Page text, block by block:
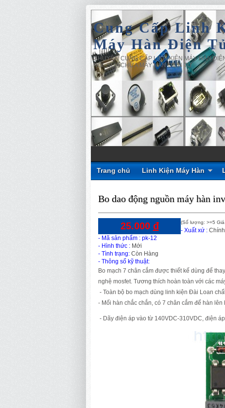
Cung Cấp Linh
Máy Hàn Điện
CHUYÊN CUNG CẤP LINH KIỆN MÁY HÀN
NỘI, SỬA CHỮA MÁY HÀN ĐIỆN TỬ
Trang chủ Linh Kiện Máy Hàn
Bo dao động nguồn máy hàn
25.000 đ (Số lượng: >=5 Giá
- Xuất xứ :
- Mã sản phẩm : pk-12
- Hình thức : Mới
- Tình trạng: Còn Hàng
- Thông số kỹ thuật:
Bo mạch 7 chân cắm được thiết kế dùng để
nghệ mosfet. Tương thích hoàn toàn với các
- Toàn bộ bo mạch dùng linh kiện Đài Loan
- Mối hàn chắc chắn, có 7 chân cắm để hàn lên
- Dãy điện áp vào từ 140VDC-310VDC, điện